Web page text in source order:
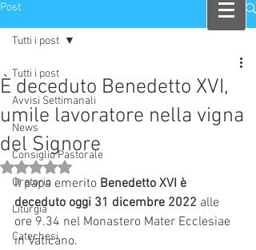
Post
Tutti i post
Avvisi Settimanali
News
Consiglio Pastorale
Oratorio
Liturgia
Catechesi
Tutti i post
È deceduto Benedetto XVI,
umile lavoratore nella vigna
del Signore
Valutazione NaN stelle su 5.
Il papa emerito Benedetto XVI è
deceduto oggi 31 dicembre 2022 alle
ore 9.34 nel Monastero Mater Ecclesiae
in Vaticano.